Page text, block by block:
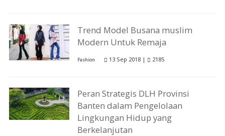
Trend Model Busana muslim
Modern Untυk Remaja
Fashion 13 Sep 2018 | 2185
Peran Strategis DLH Provinsi
Banten dalam Pengelolaan
Lingkungan Hidup yang
Berkelanjutan